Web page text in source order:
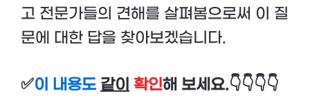
고 전문가들의 견해를 살펴봄으로써 이 질
문에 대한 답을 찾아보겠습니다.
✅이 내용도 같이 확인해 보세요.👇👇👇👇